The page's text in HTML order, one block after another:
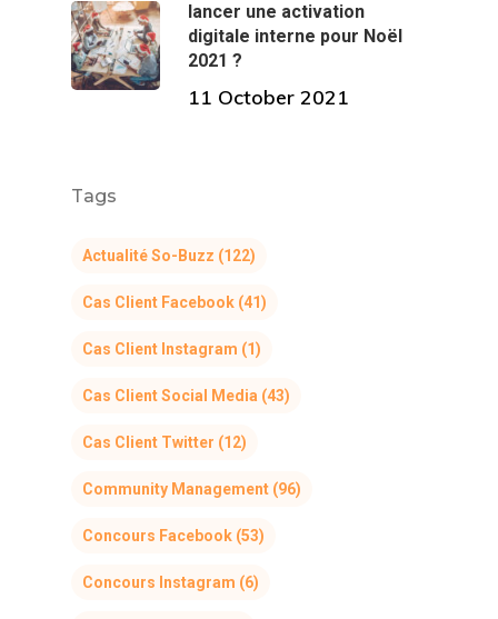
lancer une activation
digitale interne pour Noël
2021 ?
11 October 2021
Tags
Actualité So-Buzz (122)
Cas Client Facebook (41)
Cas Client Instagram (1)
Cas Client Social Media (43)
Cas Client Twitter (12)
Community Management (96)
Concours Facebook (53)
Concours Instagram (6)